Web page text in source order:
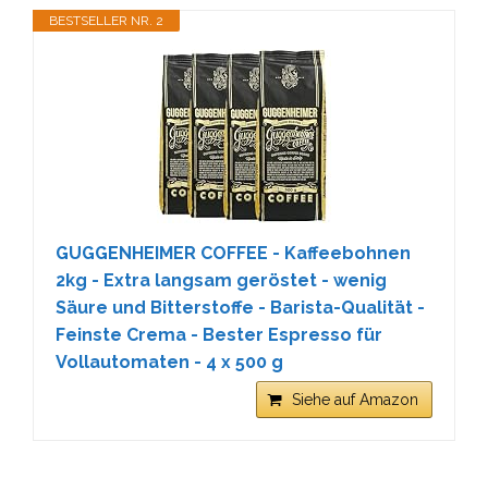
BESTSELLER NR. 2
GUGGENHEIMER COFFEE - Kaffeebohnen
2kg - Extra langsam geröstet - wenig
Säure und Bitterstoffe - Barista-Qualität -
Feinste Crema - Bester Espresso für
Vollautomaten - 4 x 500 g
Siehe auf Amazon